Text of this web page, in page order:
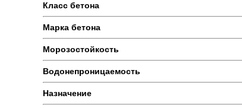
Класс бетона
Марка бетона
Морозостойкость
Водонепроницаемость
Назначение